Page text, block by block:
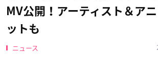
MV公開！アーティスト＆ア
ットも
ニュース